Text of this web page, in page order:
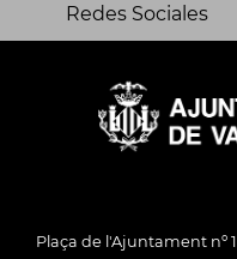
Redes Sociales
Plaça de l'Ajuntament nº 1